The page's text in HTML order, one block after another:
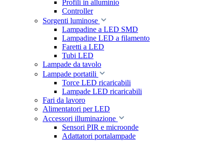
Profili in alluminio
Controller
Sorgenti luminose
Lampadine a LED SMD
Lampadine LED a filamento
Faretti a LED
Tubi LED
Lampade da tavolo
Lampade portatili
Torce LED ricaricabili
Lampade LED ricaricabili
Fari da lavoro
Alimentatori per LED
Accessori illuminazione
Sensori PIR e microonde
Adattatori portalampade